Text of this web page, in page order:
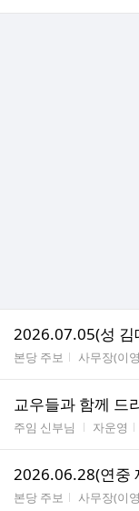
2026.07.05(성 김
게시판명
본당 주보 작성자
사무장(이
교우들과 함께 드
게시판명
주임 신부님 작성자
자운영
2026.06.28(연중
게시판명
본당 주보 작성자
사무장(이